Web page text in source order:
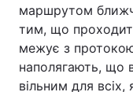
маршрутом
тим, що
межує з
наполягають, що
вільним для